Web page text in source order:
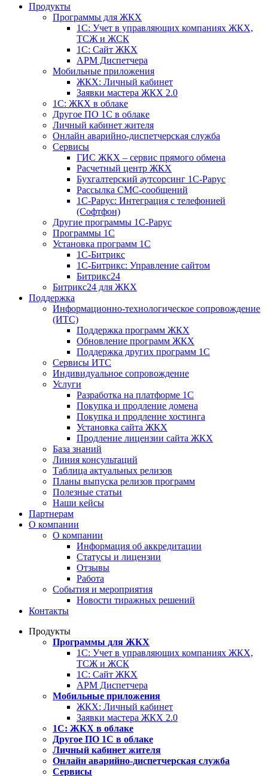
Продукты
Программы для ЖКХ
1С: Учет в управляющих компаниях ЖКХ,
ТСЖ и ЖСК
1С: Сайт ЖКХ
АРМ Диспетчера
Мобильные приложения
ЖКХ: Личный кабинет
Заявки мастера ЖКХ 2.0
1С: ЖКХ в облаке
Другое ПО 1С в облаке
Личный кабинет жителя
Онлайн аварийно-диспетчерская служба
Сервисы
ГИС ЖКХ – сервис прямого обмена
Расчетный центр ЖКХ
Бухгалтерский аутсорсинг 1С-Рарус
Рассылка СМС-сообщений
1С-Рарус: Интеграция с телефонией
(Софтфон)
Другие программы 1С-Рарус
Программы 1С
Установка программ 1С
1С-Битрикс
1С-Битрикс: Управление сайтом
Битрикс24
Битрикс24 для ЖКХ
Поддержка
Информационно-технологическое сопровождение
(ИТС)
Поддержка программ ЖКХ
Обновление программ ЖКХ
Поддержка других программ 1С
Сервисы ИТС
Индивидуальное сопровождение
Услуги
Разработка на платформе 1С
Покупка и продление домена
Покупка и продление хостинга
Установка сайта ЖКХ
Продление лицензии сайта ЖКХ
База знаний
Линия консультаций
Таблица актуальных релизов
Планы выпуска релизов программ
Полезные статьи
Наши кейсы
Партнерам
О компании
О компании
Информация об аккредитации
Статусы и лицензии
Отзывы
Работа
События и мероприятия
Новости тиражных решений
Контакты
Продукты
Программы для ЖКХ
1С: Учет в управляющих компаниях ЖКХ,
ТСЖ и ЖСК
1С: Сайт ЖКХ
АРМ Диспетчера
Мобильные приложения
ЖКХ: Личный кабинет
Заявки мастера ЖКХ 2.0
1С: ЖКХ в облаке
Другое ПО 1С в облаке
Личный кабинет жителя
Онлайн аварийно-диспетчерская служба
Сервисы